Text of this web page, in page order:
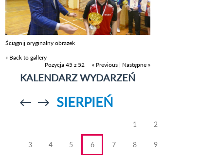
Ściągnij oryginalny obrazek
« Back to gallery
Pozycja 45 z 52
« Previous | Następne »
KALENDARZ WYDARZEŃ
Przejdź doPrzejdź do
SIERPIEŃ
1 2
3 4 5 6 7 8 9